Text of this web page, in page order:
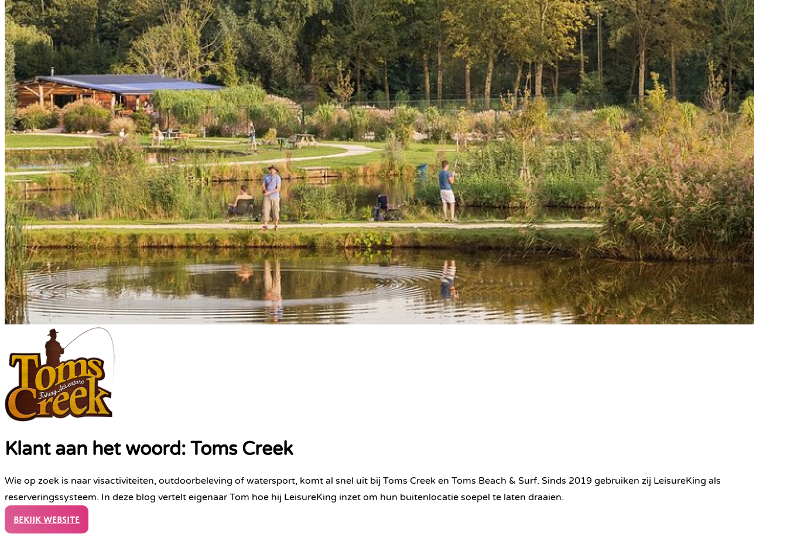
Klant aan het woord: Toms Creek
Wie op zoek is naar visactiviteiten, outdoorbeleving of watersport, komt al snel uit bij Toms Creek en Toms Beach & Surf. Sinds 2019 gebruiken zij LeisureKing als
reserveringssysteem. In deze blog vertelt eigenaar Tom hoe hij LeisureKing inzet om hun buitenlocatie soepel te laten draaien.
Bekijk website